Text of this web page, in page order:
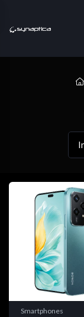
Smartphones